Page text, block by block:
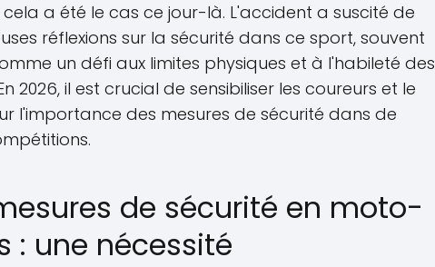
a été le cas ce jour-là. L'accident a suscité de
réflexions sur la sécurité dans ce sport, souvent
un défi aux limites physiques et à l'habileté des
2026, il est crucial de sensibiliser les coureurs et le
l'importance des mesures de sécurité dans de
de sécurité en moto-
: une nécessité